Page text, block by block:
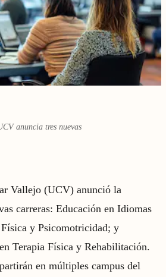
anuncia tres nuevas
Vallejo (UCV) anunció la
carreras: Educación en Idiomas
y Psicomotricidad; y
Terapia Física y Rehabilitación.
en múltiples campus del